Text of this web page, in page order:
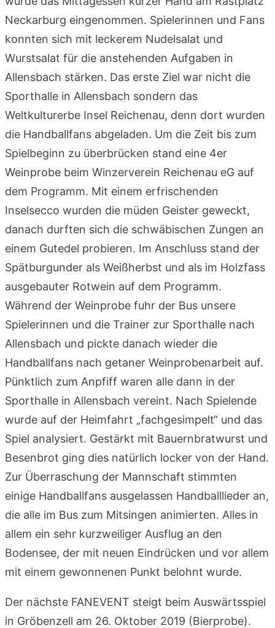
Neckarburg eingenommen. Spielerinnen und Fans
konnten sich mit leckerem Nudelsalat und
Wurstsalat für die anstehenden Aufgaben in
Allensbach stärken. Das erste Ziel war nicht die
Sporthalle in Allensbach sondern das
Weltkulturerbe Insel Reichenau, denn dort wurden
die Handballfans abgeladen. Um die Zeit bis zum
Spielbeginn zu überbrücken stand eine 4er
Weinprobe beim Winzerverein Reichenau eG auf
dem Programm. Mit einem erfrischenden
Inselsecco wurden die müden Geister geweckt,
danach durften sich die schwäbischen Zungen an
einem Gutedel probieren. Im Anschluss stand der
Spätburgunder als Weißherbst und als im Holzfass
ausgebauter Rotwein auf dem Programm.
Während der Weinprobe fuhr der Bus unsere
Spielerinnen und die Trainer zur Sporthalle nach
Allensbach und pickte danach wieder die
Handballfans nach getaner Weinprobenarbeit auf.
Pünktlich zum Anpfiff waren alle dann in der
Sporthalle in Allensbach vereint. Nach Spielende
wurde auf der Heimfahrt „fachgesimpelt“ und das
Spiel analysiert. Gestärkt mit Bauernbratwurst und
Besenbrot ging dies natürlich locker von der Hand.
Zur Überraschung der Mannschaft stimmten
einige Handballfans ausgelassen Handballlieder an,
die alle im Bus zum Mitsingen animierten. Alles in
allem ein sehr kurzweiliger Ausflug an den
Bodensee, der mit neuen Eindrücken und vor allem
mit einem gewonnenen Punkt belohnt wurde.
Der nächste FANEVENT steigt beim Auswärtsspiel
in Gröbenzell am 26. Oktober 2019 (Bierprobe).